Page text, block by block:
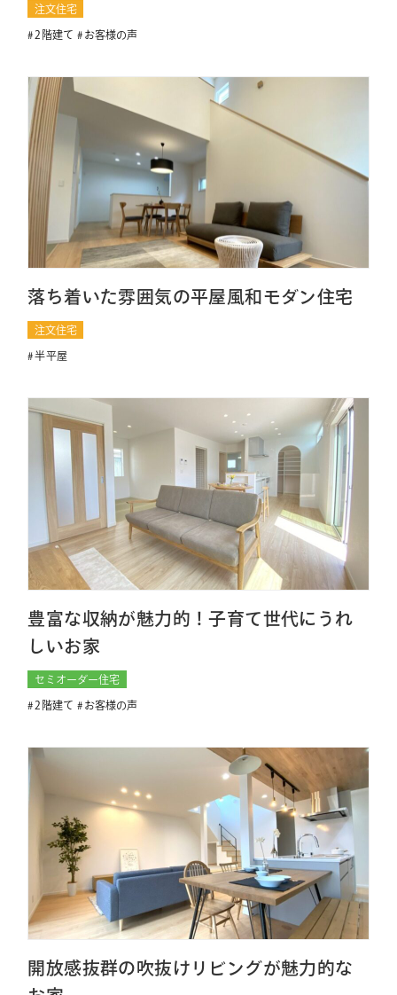
注文住宅
2階建て お客様の声
落ち着いた雰囲気の平屋風和モダン住宅
注文住宅
半平屋
豊富な収納が魅力的！子育て世代にうれ
しいお家
セミオーダー住宅
2階建て お客様の声
開放感抜群の吹抜けリビングが魅力的な